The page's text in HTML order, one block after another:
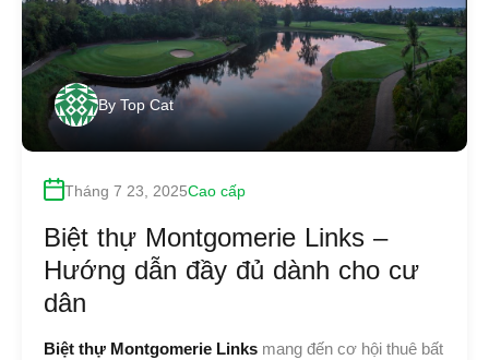
By Top Cat
Tháng 7 23, 2025Cao cấp
Biệt thự Montgomerie Links –
Hướng dẫn đầy đủ dành cho cư
dân
Biệt thự Montgomerie Links mang đến cơ hội thuê bất